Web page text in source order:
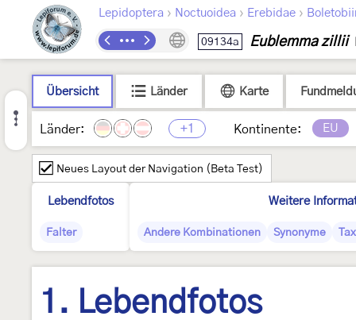
Lepidoptera › Noctuoidea › Erebidae ›
09134a Eublemma zillii
Übersicht Länder Karte
Länder: +1 Kontinente: EU
Neues Layout der Navigation (Beta Test)
Lebendfotos
Falter
Weitere
Andere Kombinationen Synonyme
1. Lebendfotos